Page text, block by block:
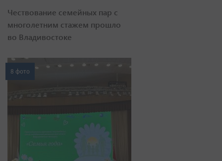
Чествование семейных пар с
многолетним стажем прошло
во Владивостоке
8 фото